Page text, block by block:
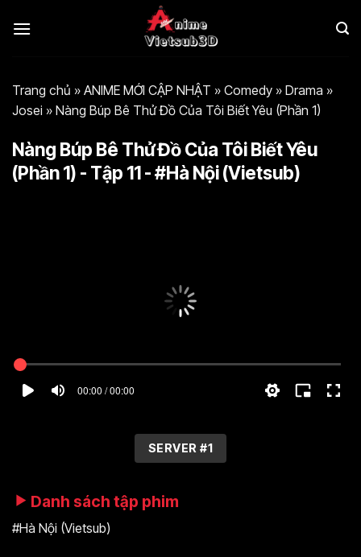
qua
Trang chủ » ANIME MỚI CẬP NHẬT » Comedy » Drama »
Josei » Nàng Búp Bê Thử Đồ Của Tôi Biết Yêu (Phần 1)
Nàng Búp Bê Thử Đồ Của Tôi Biết Yêu
(Phần 1) - Tập 11 - #Hà Nội (Vietsub)
00:00 / 00:00
SERVER #1
Danh sách tập phim
#Hà Nội (Vietsub)